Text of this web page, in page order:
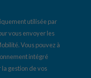
utilisée par
vous envoyer les
Vous pouvez à
intégré
la gestion de vos